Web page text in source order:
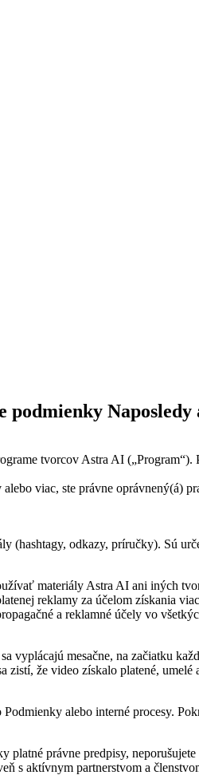
Naposledy
tvorcov Astra AI
viac, ste právne oprávnený(á)
(hashtagy, odkazy, príručky). Sú
materiály Astra AI ani iných
reklamy za účelom získania
a reklamné účely vo
vyplácajú mesačne, na začiatku
že video získalo platené,
alebo interné procesy.
platné právne predpisy,
s aktívnym partnerstvom a